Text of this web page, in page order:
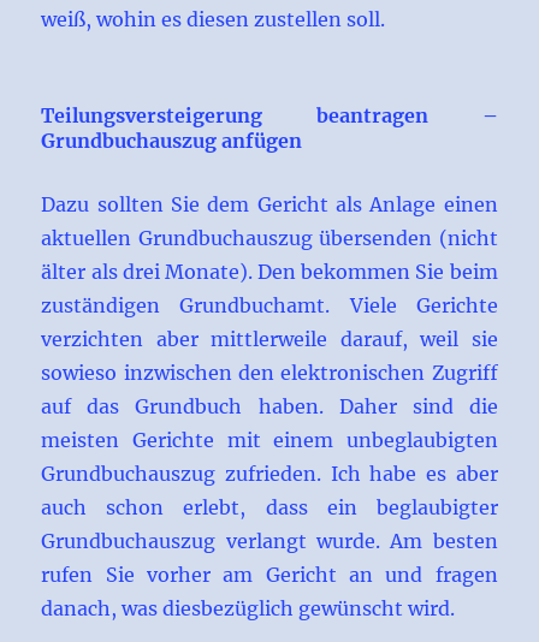
weiß, wohin es diesen zustellen soll.
Teilungsversteigerung beantragen –
Grundbuchauszug anfügen
Dazu sollten Sie dem Gericht als Anlage einen
aktuellen Grundbuchauszug übersenden (nicht
älter als drei Monate). Den bekommen Sie beim
zuständigen Grundbuchamt. Viele Gerichte
verzichten aber mittlerweile darauf, weil sie
sowieso inzwischen den elektronischen Zugriff
auf das Grundbuch haben. Daher sind die
meisten Gerichte mit einem unbeglaubigten
Grundbuchauszug zufrieden. Ich habe es aber
auch schon erlebt, dass ein beglaubigter
Grundbuchauszug verlangt wurde. Am besten
rufen Sie vorher am Gericht an und fragen
danach, was diesbezüglich gewünscht wird.